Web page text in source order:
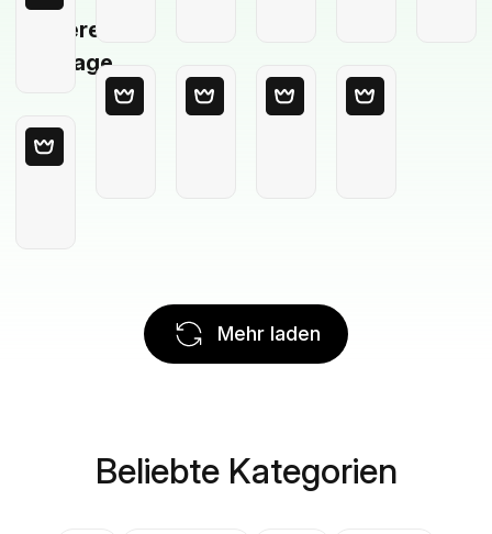
Leere
Vorlage
Mehr laden
Beliebte Kategorien